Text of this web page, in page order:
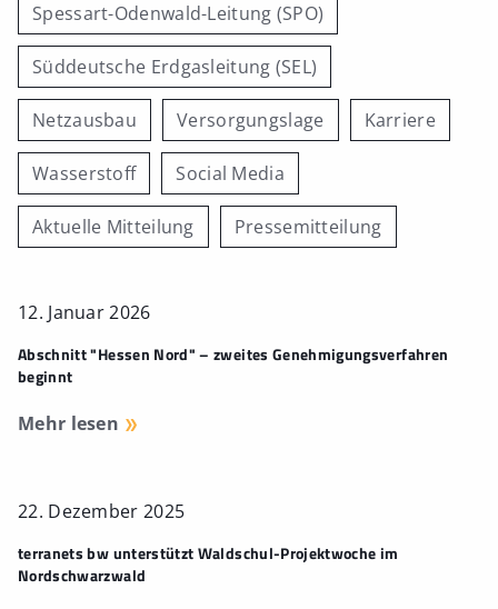
Spessart-Odenwald-Leitung (SPO)
Süddeutsche Erdgasleitung (SEL)
Netzausbau Versorgungslage Karriere
Wasserstoff Social Media
Aktuelle Mitteilung Pressemitteilung
12. Januar 2026
Abschnitt "Hessen Nord" – zweites Genehmigungsverfahren
beginnt
Mehr lesen
22. Dezember 2025
terranets bw unterstützt Waldschul-Projektwoche im
Nordschwarzwald